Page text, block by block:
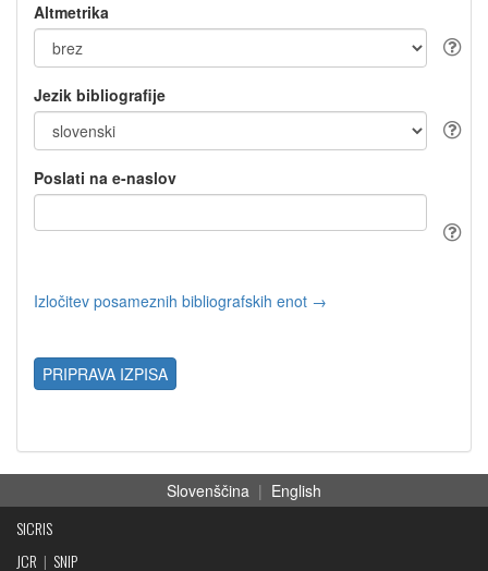
Altmetrika
Jezik bibliografije
Poslati na e-naslov
Izločitev posameznih bibliografskih enot →
PRIPRAVA IZPISA
Slovenščina | English
SICRIS
JCR | SNIP